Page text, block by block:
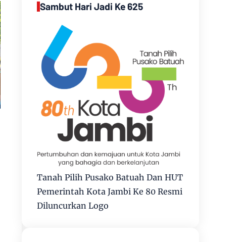
Sambut Hari Jadi Ke 625
Tanah Pilih Pusako Batuah Dan HUT
Pemerintah Kota Jambi Ke 80 Resmi
Diluncurkan Logo